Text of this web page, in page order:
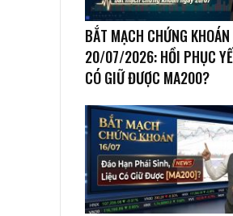
BẮT MẠCH CHỨNG KHOÁN
20/07/2026: HỒI PHỤC
CÓ GIỮ ĐƯỢC MA200?